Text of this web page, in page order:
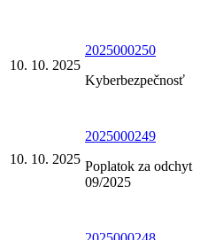
10. 10. 2025
2025000250
Kyberbezpečnosť
10. 10. 2025
2025000249
Poplatok za odchyt
09/2025